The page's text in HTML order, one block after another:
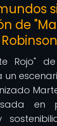
de
Rojo"
un
en